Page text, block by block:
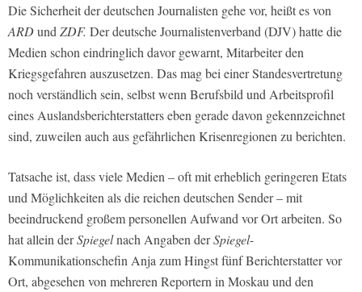
Die Sicherheit der deutschen Journalisten gehe vor, heißt es von
ARDund ZDF. Der deutsche Journalistenverband (DJV) hatte die
Medien schon eindringlich davor gewarnt, Mitarbeiter den
Kriegsgefahren auszusetzen. Das mag bei einer Standesvertretung
noch verständlich sein, selbst wenn Berufsbild und Arbeitsprofil
eines Auslandsberichterstatters eben gerade davon gekennzeichnet
sind, zuweilen auch aus gefährlichen Krisenregionen zu berichten.
Tatsache ist, dass viele Medien – oft mit erheblich geringeren Etats
und Möglichkeiten als die reichen deutschen Sender – mit
beeindruckend großem personellen Aufwand vor Ort arbeiten. So
hat allein derSpiegelnach Angaben derSpiegel-
Kommunikationschefin Anja zum Hingst fünf Berichterstatter vor
Ort, abgesehen von mehreren Reportern in Moskau und den